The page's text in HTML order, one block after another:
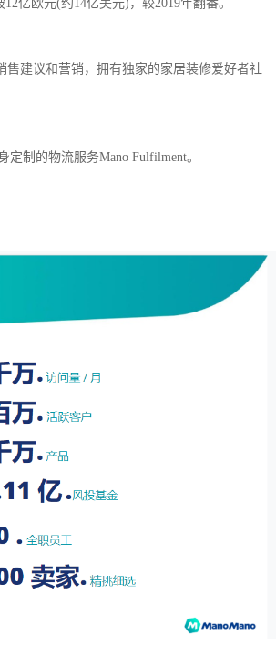
亿欧元(约14亿美元)，较2019年翻番。
建议和营销，拥有独家的家居装修爱好者社
制的物流服务Mano Fulfilment。